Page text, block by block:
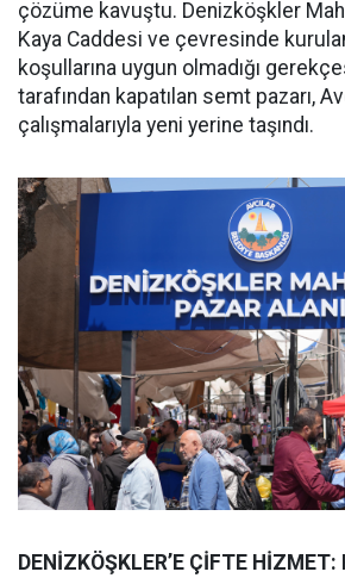
çözüme kavuştu. Denizköşkler
Kaya Caddesi ve çevresinde
koşullarına uygun olmadığı
tarafından kapatılan semt pazarı,
çalışmalarıyla yeni yerine taşındı.
DENİZKÖŞKLER’E ÇİFTE